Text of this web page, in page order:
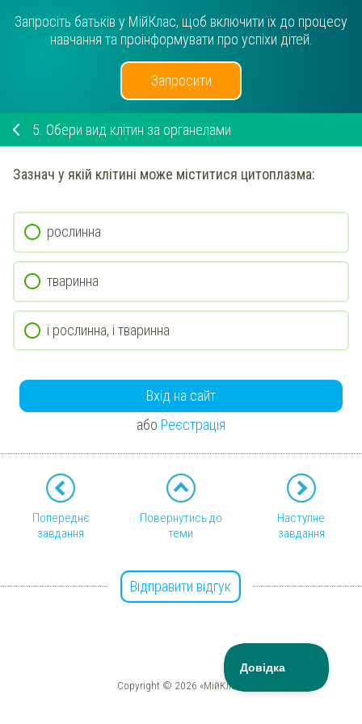
Запросіть батьків у МійКлас, щоб включити їх до процесу
навчання та проінформувати про успіхи дітей.
Запросити
5. Обери вид клітин за органелами
Зазнач у якій клітині може міститися цитоплазма:
рослинна
тваринна
і рослинна, і тваринна
Вхід на сайт
або Реєстрація
Попереднє
завдання
Повернутись до
теми
Наступне
завдання
Відправити відгук
Copyright © 2026 «МійКлас»